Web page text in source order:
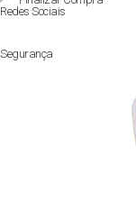
Redes Sociais
Segurança